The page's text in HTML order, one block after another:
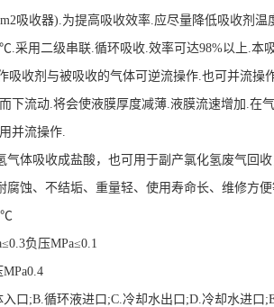
吸收器).为提高吸收效率.应尽量降低吸收剂
采用二级串联.循环吸收.效率可达98%以上.本
吸收剂与被吸收的气体可逆流操作.也可并流
下流动.将会使液膜厚度减薄.液膜流速增加.在
并流操作.
气体吸收成盐酸，也可用于副产氯化氢废气回
腐蚀、不结垢、重量轻、使用寿命长、维修方
负压MPa≤0.1
口;B.循环液进口;C.冷却水出口;D.冷却水进口